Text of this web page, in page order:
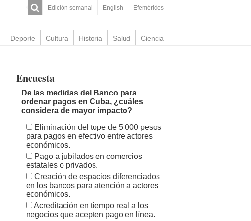
Edición semanal English Efemérides
Deporte Cultura Historia Salud Ciencia
Encuesta
De las medidas del Banco para
ordenar pagos en Cuba, ¿cuáles
considera de mayor impacto?
Eliminación del tope de 5 000 pesos
para pagos en efectivo entre actores
económicos.
Pago a jubilados en comercios
estatales o privados.
Creación de espacios diferenciados
en los bancos para atención a actores
económicos.
Acreditación en tiempo real a los
negocios que acepten pago en línea.